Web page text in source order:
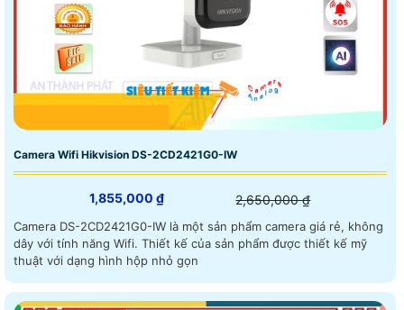
Camera Wifi Hikvision DS-2CD2421G0-IW
1,855,000 ₫ 2,650,000 ₫
Camera DS-2CD2421G0-IW là một sản phẩm camera giá rẻ, không
dây với tính năng Wifi. Thiết kế của sản phẩm được thiết kế mỹ
thuật với dạng hình hộp nhỏ gọn